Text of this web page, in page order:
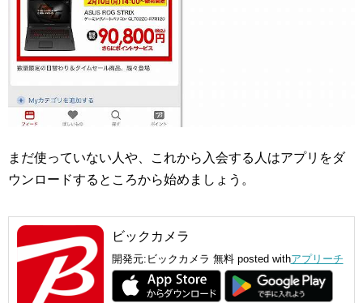
まだ使っていない人や、これから入会する人はアプリをダ
ウンロードするところから始めましょう。
ビックカメラ
開発元: ビックカメラ 無料 posted withアプリーチ